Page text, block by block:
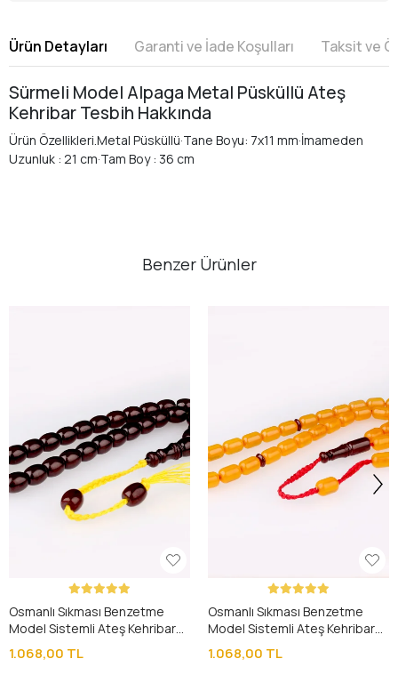
Ürün Detayları Garanti ve İade Koşulları Taksit ve
Sürmeli Model Alpaga Metal Püsküllü Ateş
Kehribar Tesbih Hakkında
Ürün Özellikleri.Metal Püsküllü·Tane Boyu: 7x11 mm·İmameden
Uzunluk : 21 cm·Tam Boy : 36 cm
Benzer Ürünler
Osmanlı Sıkması Benzetme
Model Sistemli Ateş Kehribar
Tesbih
1.068,00 TL
Osmanlı Sıkması Benzetme
Model Sistemli Ateş Kehribar
Tesbih
1.068,00 TL